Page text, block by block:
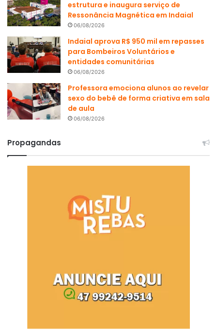
estrutura e inaugura serviço de
Ressonância Magnética em Indaial
06/08/2026
Indaial aprova R$ 950 mil em repasses
para Bombeiros Voluntários e
entidades comunitárias
06/08/2026
Professora emociona alunos ao revelar
sexo do bebê de forma criativa em sala
de aula
06/08/2026
Propagandas